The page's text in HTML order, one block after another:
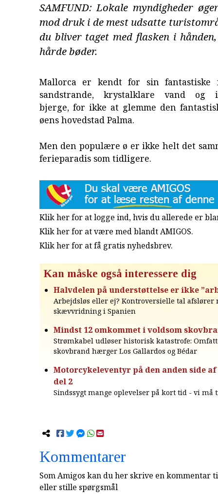
SAMFUND: Lokale myndigheder
mod druk i de mest udsatte
du bliver taget med flasken i
hårde bøder.
Mallorca er kendt for sin fantastiske
sandstrande, krystalklare vand og
bjerge, for ikke at glemme den
øens hovedstad Palma.
Men den populære ø er ikke helt det
ferieparadis som tidligere.
Klik her for at logge ind, hvis du allerede er
Klik her for at være med blandt AMIGOS.
Klik her for at få gratis nyhedsbrev.
Kan måske også interessere dig
Halvdelen på understøttelse er ikke
Arbejdsløs eller ej? Kontroversielle tal afslører
skævvridning i Spanien
Mindst 12 omkommet i voldsom
Strømkabel udløser historisk katastrofe:
skovbrand hærger Los Gallardos og Bédar
Motorcykeleventyr på den anden side
del 2
Sindssygt mange oplevelser på kort tid - vi må
Kommentarer
Som Amigos kan du her skrive en kommentar
eller stille spørgsmål